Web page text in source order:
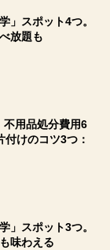
」スポット4つ。
放題も
不用品処分費用6
けのコツ3つ：
」スポット3つ。
味わえる